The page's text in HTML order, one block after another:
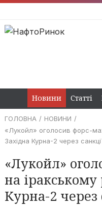
Новини Статті
ГОЛОВНА
НОВИНИ
«Лукойл» оголосив форс-
Західна Курна-2 через
«Лукойл»
на
Курна-2 через